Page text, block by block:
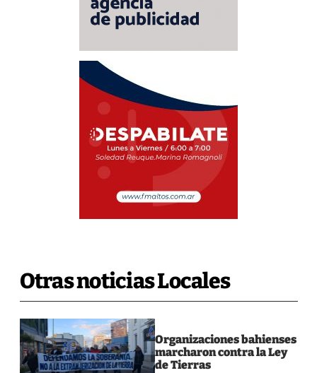
Otras noticias Locales
Organizaciones bahienses
marcharon contra la Ley
de Tierras